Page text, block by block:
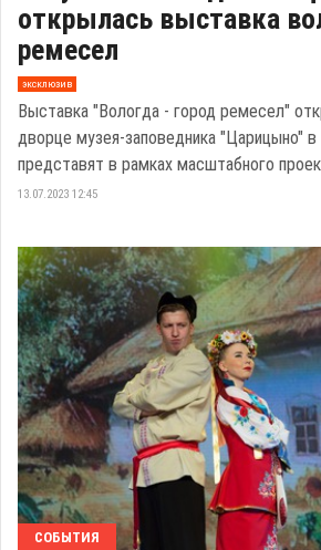
открылась выставка
ремесел
эксклюзив
Выставка "Вологда - город ремесел"
дворце музея-заповедника "Царицыно"
представят в рамках масштабного
13.07.2023 12:45
СОБЫТИЯ